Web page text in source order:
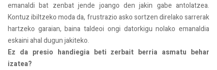
emanaldi bat zenbat jende joango den jakin gabe antolatzea.
Kontuz ibiltzeko moda da, frustrazio asko sortzen direlako sarrerak
hartzeko garaian, baina taldeoi ongi datorkigu nolako emanaldia
eskaini ahal dugun jakiteko.
Ez da presio handiegia beti zerbait berria asmatu behar
izatea?